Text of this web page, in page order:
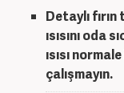
Detaylı
ısısını oda
ısısı
çalışmayın.